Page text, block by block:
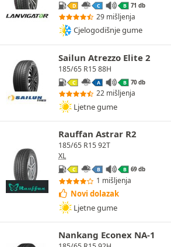
D C B 71 db
29 mišljenja
Cjelogodišnje gume
Sailun Atrezzo Elite 2
185/65 R15 88H
C A B 70 db
22 mišljenja
Ljetne gume
Rauffan Astrar R2
185/65 R15 92T
XL
C B B 69 db
1 mišljenja
Novi dolazak
Ljetne gume
Nankang Econex NA-1